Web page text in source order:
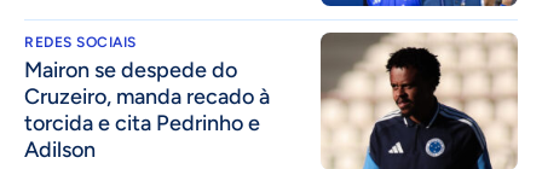
REDES SOCIAIS
Mairon se despede do
Cruzeiro, manda recado à
torcida e cita Pedrinho e
Adilson